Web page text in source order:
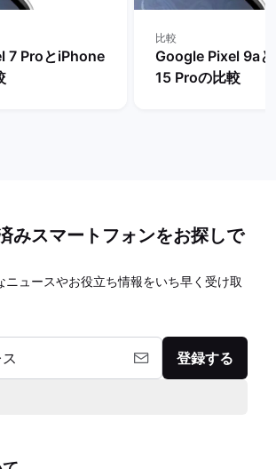
7 ProとiPhone
比較
Google Pixel 9a
15 Proの比較
みスマートフォンをお探しで
ニュースやお役立ち情報をいち早く受け取
登録する